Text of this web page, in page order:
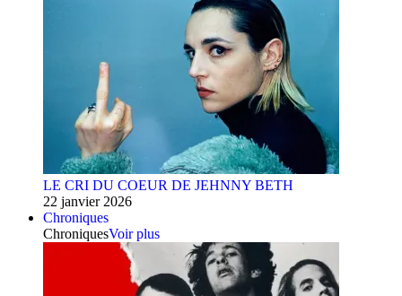
LE CRI DU COEUR DE JEHNNY BETH
22 janvier 2026
Chroniques
ChroniquesVoir plus